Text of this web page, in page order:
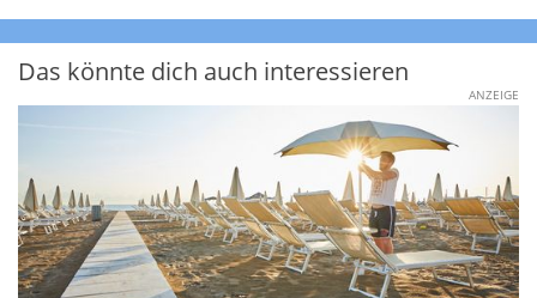
Das könnte dich auch interessieren
ANZEIGE